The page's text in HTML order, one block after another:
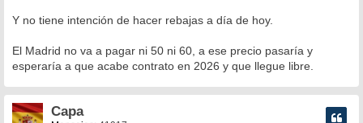
e
Y no tiene intención de hacer rebajas a día de hoy.
El Madrid no va a pagar ni 50 ni 60, a ese precio pasaría y
esperaría a que acabe contrato en 2026 y que llegue libre.
Capa